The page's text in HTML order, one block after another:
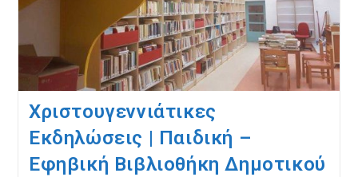
Χριστουγεννιάτικες
Εκδηλώσεις | Παιδική –
Εφηβική Βιβλιοθήκη Δημοτικού